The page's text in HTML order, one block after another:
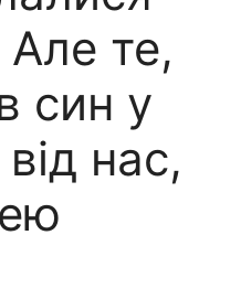
те,
син у
нас,